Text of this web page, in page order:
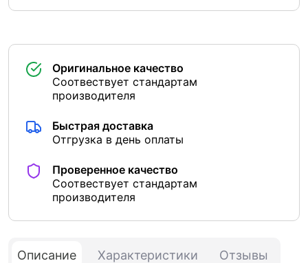
Оригинальное качество
Соотвествует стандартам
производителя
Быстрая доставка
Отгрузка в день оплаты
Проверенное качество
Соотвествует стандартам
производителя
Описание Характеристики Отзывы